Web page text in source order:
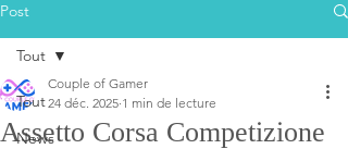
Post
Tout
News
Tout
Assetto Corsa Competizione
Couple of Gamer
24 déc. 2025 1 min de lecture